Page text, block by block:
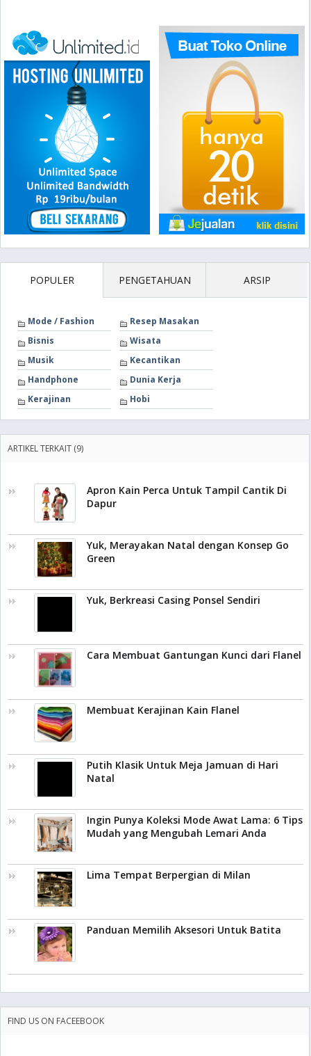
POPULER PENGETAHUAN ARSIP
Mode / Fashion
Resep Masakan
Bisnis
Wisata
Musik
Kecantikan
Handphone
Dunia Kerja
Kerajinan
Hobi
ARTIKEL TERKAIT (9)
Apron Kain Perca Untuk Tampil Cantik Di
Dapur
Yuk, Merayakan Natal dengan Konsep Go
Green
Yuk, Berkreasi Casing Ponsel Sendiri
Cara Membuat Gantungan Kunci dari Flanel
Membuat Kerajinan Kain Flanel
Putih Klasik Untuk Meja Jamuan di Hari
Natal
Ingin Punya Koleksi Mode Awat Lama: 6 Tips
Mudah yang Mengubah Lemari Anda
Lima Tempat Berpergian di Milan
Panduan Memilih Aksesori Untuk Batita
FIND US ON FACEEBOOK